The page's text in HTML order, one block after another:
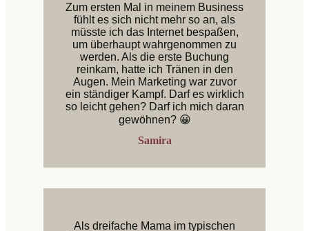
Zum ersten Mal in meinem Business
fühlt es sich nicht mehr so an, als
müsste ich das Internet bespaßen,
um überhaupt wahrgenommen zu
werden. Als die erste Buchung
reinkam, hatte ich Tränen in den
Augen. Mein Marketing war zuvor
ein ständiger Kampf. Darf es wirklich
so leicht gehen? Darf ich mich daran
gewöhnen? 😀
Samira
Als dreifache Mama im typischen